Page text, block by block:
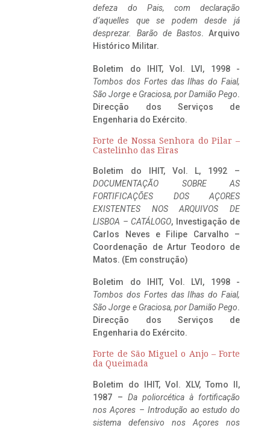
defeza do Pais, com declaração
d’aquelles que se podem desde já
desprezar. Barão de Bastos. Arquivo
Histórico Militar.
Boletim do IHIT, Vol. LVI, 1998 -
Tombos dos Fortes das Ilhas do Faial,
São Jorge e Graciosa, por Damião Pego.
Direcção dos Serviços de
Engenharia do Exército.
Forte de Nossa Senhora do Pilar –
Castelinho das Eiras
Boletim do IHIT, Vol. L, 1992 –
DOCUMENTAÇÃO SOBRE AS
FORTIFICAÇÕES DOS AÇORES
EXISTENTES NOS ARQUIVOS DE
LISBOA – CATÁLOGO, Investigação de
Carlos Neves e Filipe Carvalho –
Coordenação de Artur Teodoro de
Matos. (Em construção)
Boletim do IHIT, Vol. LVI, 1998 -
Tombos dos Fortes das Ilhas do Faial,
São Jorge e Graciosa, por Damião Pego.
Direcção dos Serviços de
Engenharia do Exército.
Forte de São Miguel o Anjo – Forte
da Queimada
Boletim do IHIT, Vol. XLV, Tomo II,
1987 – Da poliorcética à fortificação
nos Açores – Introdução ao estudo do
sistema defensivo nos Açores nos